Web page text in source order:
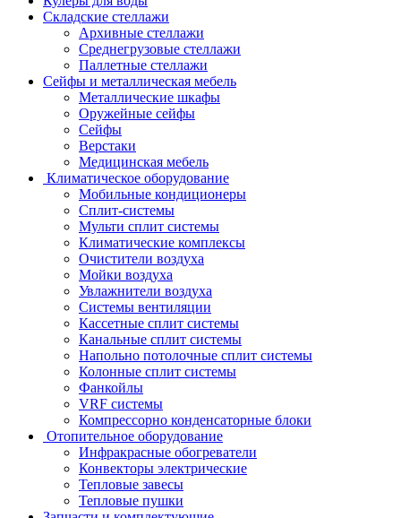
Складские стеллажи
Архивные стеллажи
Среднегрузовые стеллажи
Паллетные стеллажи
Сейфы и металлическая мебель
Металлические шкафы
Оружейные сейфы
Сейфы
Верстаки
Медицинская мебель
Климатическое оборудование
Мобильные кондиционеры
Сплит-системы
Мульти сплит системы
Климатические комплексы
Очистители воздуха
Мойки воздуха
Увлажнители воздуха
Системы вентиляции
Кассетные сплит системы
Канальные сплит системы
Напольно потолочные сплит системы
Колонные сплит системы
Фанкойлы
VRF системы
Компрессорно конденсаторные блоки
Отопительное оборудование
Инфракрасные обогреватели
Конвекторы электрические
Тепловые завесы
Тепловые пушки